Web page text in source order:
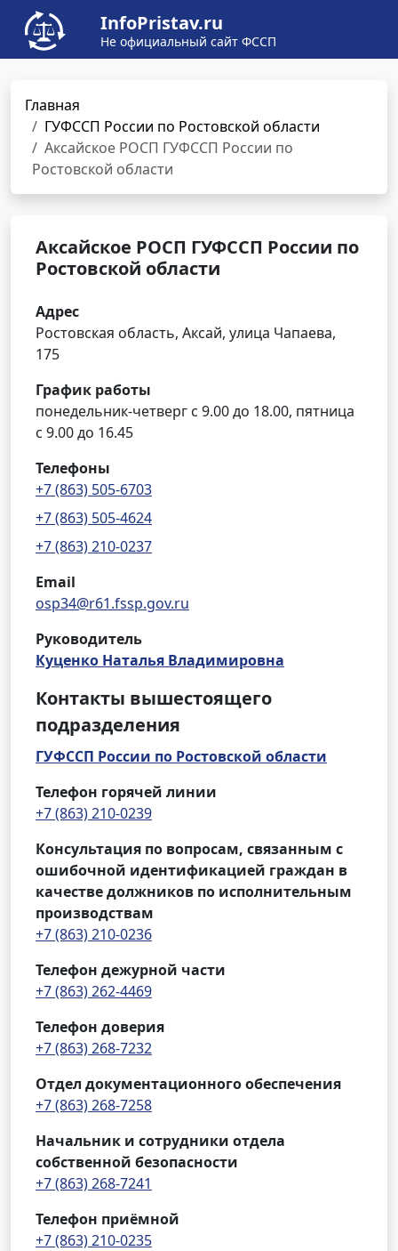
InfoPristav.ru
Не официальный сайт ФССП
Главная
ГУФССП России по Ростовской области
Аксайское РОСП ГУФССП России по
Ростовской области
Аксайское РОСП ГУФССП России по
Ростовской области
Адрес
Ростовская область, Аксай, улица Чапаева,
175
График работы
понедельник-четверг с 9.00 до 18.00, пятница
с 9.00 до 16.45
Телефоны
+7 (863) 505-6703
+7 (863) 505-4624
+7 (863) 210-0237
Email
osp34@r61.fssp.gov.ru
Руководитель
Куценко Наталья Владимировна
Контакты вышестоящего
подразделения
ГУФССП России по Ростовской области
Телефон горячей линии
+7 (863) 210-0239
Консультация по вопросам, связанным с
ошибочной идентификацией граждан в
качестве должников по исполнительным
производствам
+7 (863) 210-0236
Телефон дежурной части
+7 (863) 262-4469
Телефон доверия
+7 (863) 268-7232
Отдел документационного обеспечения
+7 (863) 268-7258
Начальник и сотрудники отдела
собственной безопасности
+7 (863) 268-7241
Телефон приёмной
+7 (863) 210-0235